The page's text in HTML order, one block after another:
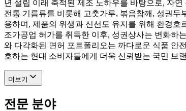
년 설립 이래 축적된 제조 노하우를 바탕으로, 자
전통 기름류를 비롯해 고춧가루, 볶음참깨, 성권
용하며, 제품의 위생과 신선도 유지를 위해 환경호
조가공업 허가를 취득한 이후, 성권상사는 변화하
와 다각화된 면허 포트폴리오는 까다로운 식품 안
호하는 현대 소비자들에게 더욱 신뢰받는 국민 브
더보기
전문 분야